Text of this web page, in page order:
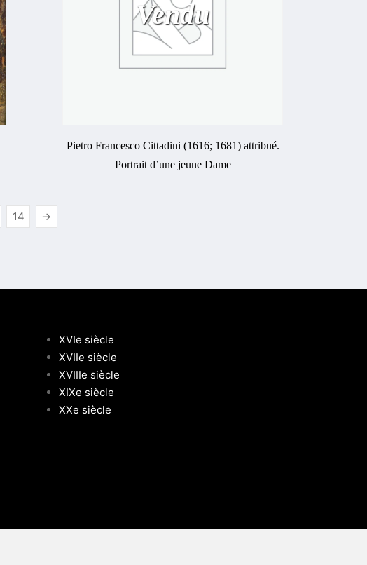
Vendu
Pietro Francesco Cittadini (1616; 1681) attribué.
Portrait d’une jeune Dame
14 →
XVIe siècle
XVIIe siècle
XVIIIe siècle
XIXe siècle
XXe siècle